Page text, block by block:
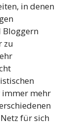
in denen
Bloggern
zu
immer mehr
für sich